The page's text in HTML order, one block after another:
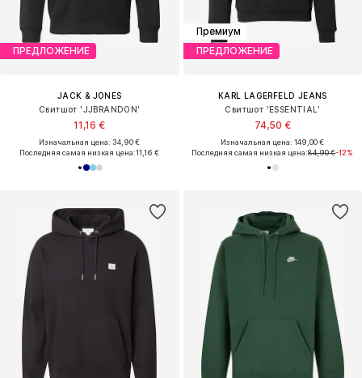
ПРЕДЛОЖЕНИЕ
JACK & JONES
Свитшот 'JJBRANDON'
11,16 €
Изначальная цена: 34,90 €
Последняя самая низкая цена:11,16 €
Премиум
ПРЕДЛОЖЕНИЕ
KARL LAGERFELD JEANS
Свитшот 'ESSENTIAL'
74,50 €
Изначальная цена: 149,00 €
Последняя самая низкая цена:84,90 €-12%